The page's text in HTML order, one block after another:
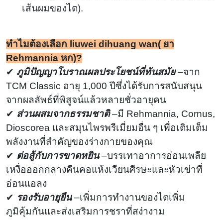
เส้นผมของไต).
ทำไมต้องเลือก liuwei dihuang wan( ยา
Rehmannia หก)?
✔ ภูมิปัญญาโบราณผลประโยชน์ที่ทันสมัย–จาก
TCM Classic อายุ 1,000 ปีซึ่งได้รับการสนับสนุน
จากผลลัพธ์ที่พิสูจน์แล้วหลายชั่วอายุคน
✔ ส่วนผสมจากธรรมชาติ–มี Rehmannia, Cornus,
Dioscorea และสมุนไพรพรีเมี่ยมอื่น ๆ เพื่อเติมเต็ม
พลังงานที่สำคัญของร่างกายของคุณ
✔ ต่อสู้กับการขาดหยิน–บรรเทาอาการอ่อนเพลีย
เหงื่อออกกลางคืนคอแห้งเวียนศีรษะและหัวเข่าที่
อ่อนแอลง
✔ รองรับอายุยืน–เพิ่มการทำงานของไตเพิ่ม
ภูมิคุ้มกันและส่งเสริมการชราที่สง่างาม